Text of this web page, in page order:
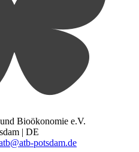
Bioökonomie e.V.
| DE
atb-potsdam.de